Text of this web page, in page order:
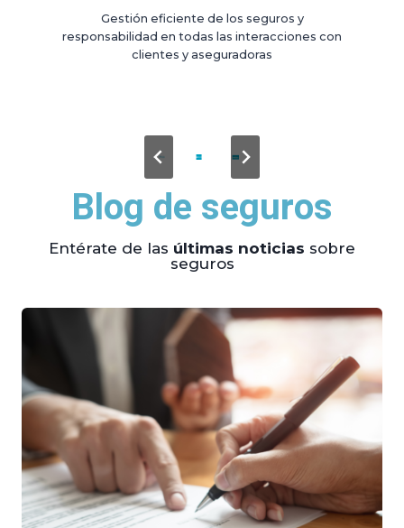
Gestión eficiente de los seguros y
responsabilidad en todas las interacciones con
clientes y aseguradoras
Blog de seguros
Entérate de las últimas noticias sobre
seguros